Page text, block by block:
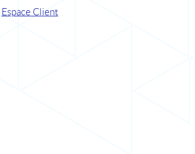
Espace Client